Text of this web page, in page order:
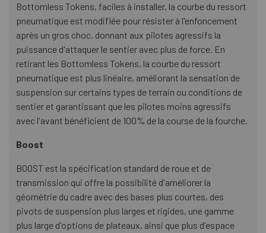
Bottomless Tokens, faciles à installer, la courbe du ressort
pneumatique est modifiée pour résister à l'enfoncement
après un gros choc, donnant aux pilotes agressifs la
puissance d'attaquer le sentier avec plus de force. En
retirant les Bottomless Tokens, la courbe du ressort
pneumatique est plus linéaire, améliorant la sensation de
suspension sur certains types de terrain ou conditions de
sentier et garantissant que les pilotes moins agressifs
avec l'avant bénéficient de 100% de la course de la fourche.
Boost
BOOST est la spécification standard de roue et de
transmission qui offre la possibilité d'améliorer la
géométrie du cadre avec des bases plus courtes, des
pivots de suspension plus larges et rigides, une gamme
plus large d'options de plateaux, ainsi que plus d'espace